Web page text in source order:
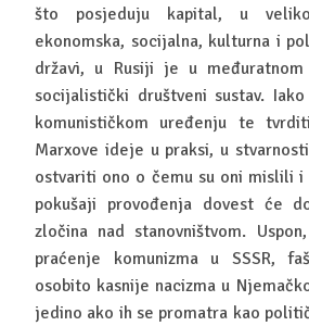
što posjeduju kapital, u
ekonomska, socijalna, kulturna i
državi, u Rusiji je u
socijalistički društveni sustav.
komunističkom uređenju te
Marxove ideje u praksi, u
ostvariti ono o čemu su oni mislili i
pokušaji provođenja dovest će
zločina nad stanovništvom.
praćenje komunizma u SSSR,
osobito kasnije nacizma u
jedino ako ih se promatra kao